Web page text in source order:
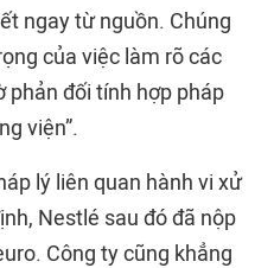
ngay từ nguồn. Chúng
của việc làm rõ các
phản đối tính hợp pháp
viện”.
lý liên quan hành vi xử
Nestlé sau đó đã nộp
Công ty cũng khẳng